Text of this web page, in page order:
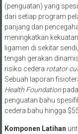
(penguatan) yang
dari setiap program
panjang dan
meningkatkan
ligamen di sekitar
tengah gerakan
risiko cedera rotator
Sebuah laporan
Health Foundation
penguatan bahu
cedera bahu hingga
Komponen Latihan